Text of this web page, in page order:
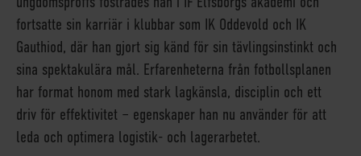
fortsatte sin karriär i klubbar som IK Oddevold och IK
Gauthiod, där han gjort sig känd för sin tävlingsinstinkt och
sina spektakulära mål. Erfarenheterna från fotbollsplanen
har format honom med stark lagkänsla, disciplin och ett
driv för effektivitet – egenskaper han nu använder för att
leda och optimera logistik- och lagerarbetet.